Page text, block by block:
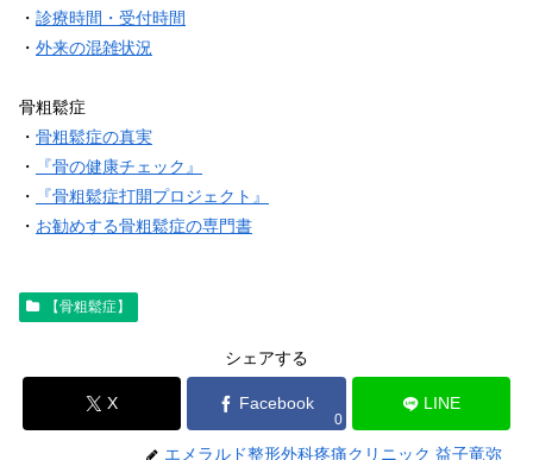
・ 診療時間・受付時間
・ 外来の混雑状況
骨粗鬆症
・ 骨粗鬆症の真実
・
『骨の健康チェック』
・
『骨粗鬆症打開プロジェクト』
・ お勧めする骨粗鬆症の専門書
【骨粗鬆症】
シェアする
X Facebook
0
LINE
エメラルド整形外科疼痛クリニック 益子竜弥